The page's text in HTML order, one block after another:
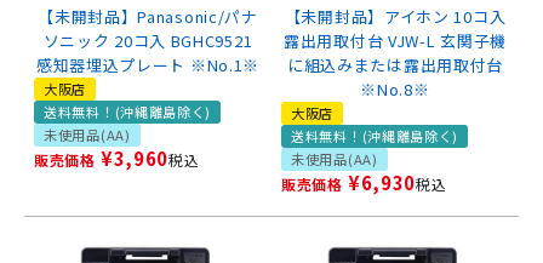
【未開封品】Panasonic/パナ
ソニック 20コ入 BGHC9521
感知器埋込プレート ※No.1※
大阪店
送料無料！(沖縄離島除く)
未使用品(AA)
販売価格 ¥3,960税込
【未開封品】アイホン 10コ入
露出用取付台 VJW-L 玄関子機
に組込みまたは露出用取付台
※No.8※
大阪店
送料無料！(沖縄離島除く)
未使用品(AA)
販売価格 ¥6,930税込